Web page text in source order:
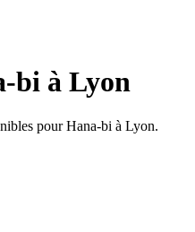
bi à Lyon
pour Hana-bi à Lyon.